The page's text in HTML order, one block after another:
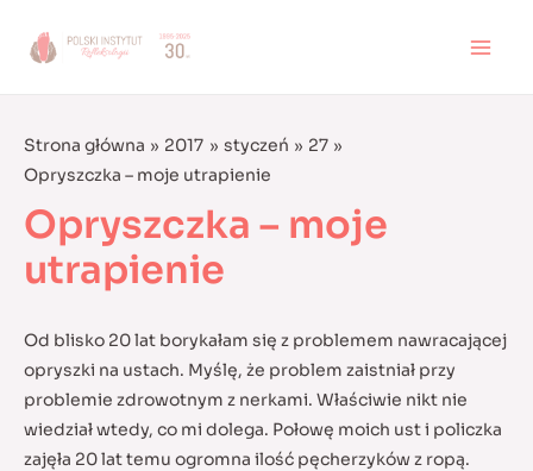
Strona główna 2017 styczeń
27
Opryszczka – moje utrapienie
Opryszczka – moje
utrapienie
Od blisko 20 lat borykałam się z problemem nawracającej
opryszki na ustach. Myślę, że problem zaistniał przy
problemie zdrowotnym z nerkami. Właściwie nikt nie
wiedział wtedy, co mi dolega. Połowę moich ust i policzka
zajęła 20 lat temu ogromna ilość pęcherzyków z ropą.